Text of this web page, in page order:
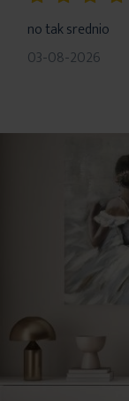
no tak srednio
03-08-2026